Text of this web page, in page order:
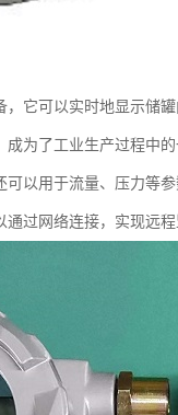
它可以实时地显示储
为了工业生产过程中的
以用于流量、压力等
过网络连接，实现远